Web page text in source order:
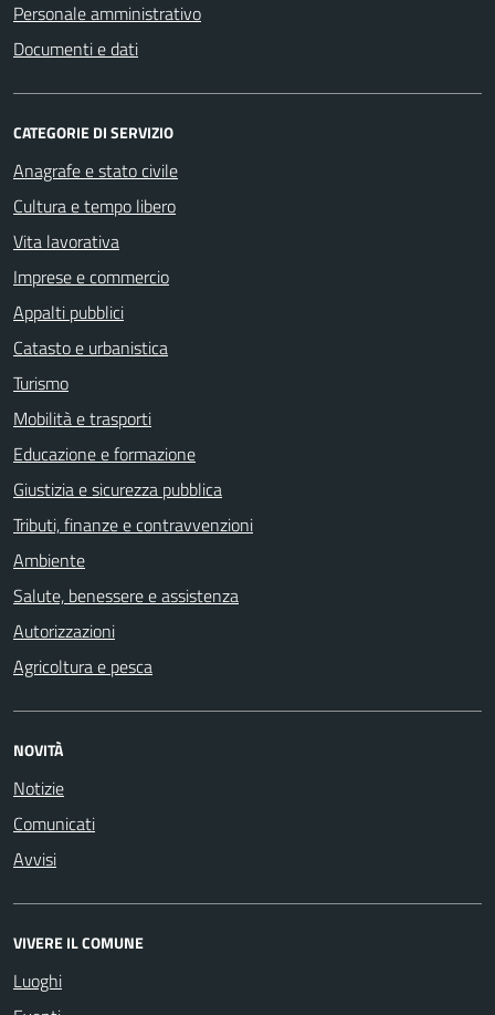
Personale amministrativo
Documenti e dati
CATEGORIE DI SERVIZIO
Anagrafe e stato civile
Cultura e tempo libero
Vita lavorativa
Imprese e commercio
Appalti pubblici
Catasto e urbanistica
Turismo
Mobilità e trasporti
Educazione e formazione
Giustizia e sicurezza pubblica
Tributi, finanze e contravvenzioni
Ambiente
Salute, benessere e assistenza
Autorizzazioni
Agricoltura e pesca
NOVITÀ
Notizie
Comunicati
Avvisi
VIVERE IL COMUNE
Luoghi